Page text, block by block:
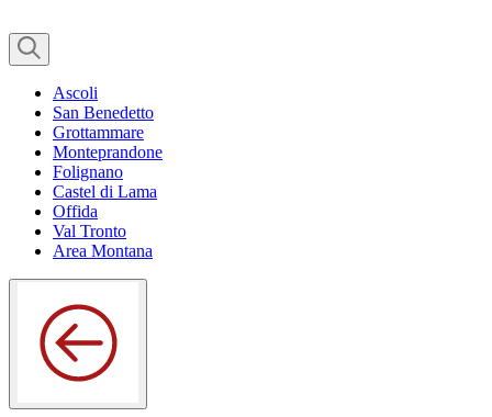
Ascoli
San Benedetto
Grottammare
Monteprandone
Folignano
Castel di Lama
Offida
Val Tronto
Area Montana